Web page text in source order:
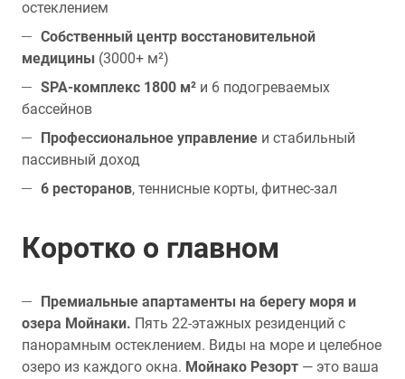
остеклением
Собственный центр восстановительной
медицины (3000+ м²)
SPA-комплекс 1800 м² и 6 подогреваемых
бассейнов
Профессиональное управление и стабильный
пассивный доход
6 ресторанов, теннисные корты, фитнес-зал
Коротко о главном
Премиальные апартаменты на берегу моря и
озера Мойнаки. Пять 22-этажных резиденций с
панорамным остеклением. Виды на море и целебное
озеро из каждого окна. Мойнако Резорт — это ваша